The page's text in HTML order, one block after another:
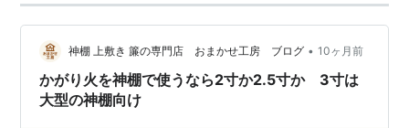
神棚 上敷き 簾の専門店 おまかせ工房 ブログ • 10ヶ月前
かがり火を神棚で使うなら2寸か2.5寸か 3寸は
大型の神棚向け